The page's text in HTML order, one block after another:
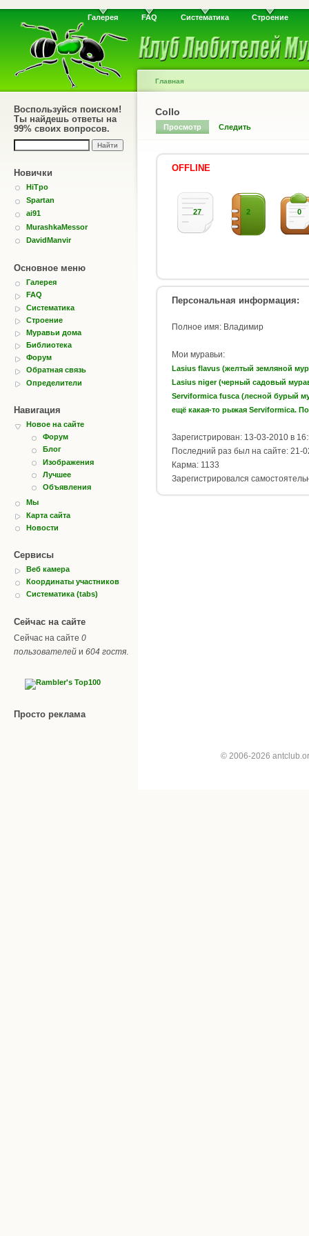
Галерея FAQ Систематика Строение
Воспользуйся поиском!
Ты найдешь ответы на
99% своих вопросов.
Новички
HiTpo
Spartan
ai91
MurashkaMessor
DavidManvir
Основное меню
Галерея
FAQ
Систематика
Строение
Муравьи дома
Библиотека
Форум
Обратная связь
Определители
Навигация
Новое на сайте
Форум
Блог
Изображения
Лучшее
Объявления
Мы
Карта сайта
Новости
Сервисы
Веб камера
Координаты участников
Систематика (tabs)
Сейчас на сайте
Сейчас на сайте 0
пользователей и 604 гостя.
Просто реклама
Главная
Collo
Просмотр Следить
OFFLINE
27 2 0
Персональная информация:
Полное имя: Владимир
Мои муравьи:
Lasius flavus (желтый земляной
Lasius niger (черный садовый
Serviformica fusca (лесной бурый
ещё какая-то рыжая Serviformica.
Зарегистрирован: 13-03-2010 в
Последний раз был на сайте: 21-
Карма: 1133
Зарегистрировался
© 2006-2026